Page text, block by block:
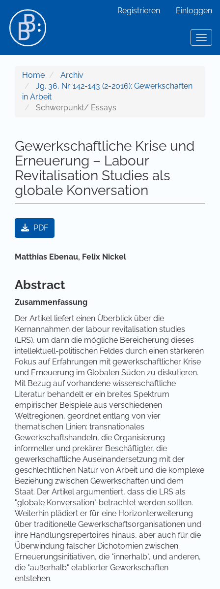
Hauptinhalt
Sidebar
Registrieren Einloggen
Home
Archiv
Jg. 36, Nr. 142-143 (2-2016): Gewerkschaften
in Arbeit
Schwerpunkt/ Essays
Gewerkschaftliche Krise und
Erneuerung – Labour
Revitalisation Studies als
globale Konversation
Artikel-Sidebar
PDF
Hauptsächlicher Artikelinhalt
Matthias Ebenau, Felix Nickel
Abstract
Zusammenfassung
Der Artikel liefert einen Überblick über die
Kernannahmen der labour revitalisation studies
(LRS), um dann die mögliche Bereicherung dieses
intellektuell-politischen Feldes durch einen stärkeren
Fokus auf Erfahrungen mit gewerkschaftlicher Krise
und Erneuerung im Globalen Süden zu diskutieren.
Mit Bezug auf vorhandene wissenschaftliche
Literatur behandelt er ein breites Spektrum
empirischer Beispiele aus verschiedenen
Weltregionen, geordnet entlang von vier
thematischen Linien: transnationales
Gewerkschaftshandeln, die Organisierung
informeller und prekärer Beschäftigter, die
gewerkschaftliche Auseinandersetzung mit der
geschlechtlichen Natur von Arbeit und die komplexe
Beziehung zwischen Gewerkschaften und dem
Staat. Der Artikel argumentiert, dass die LRS als
"globale Konversation" betrachtet werden sollten.
Weiterhin plädiert er für eine Horizonterweiterung
über traditionelle Gewerkschaftsorganisationen und
ihre Handlungsrepertoires hinaus, aber auch für die
Überwindung falscher Dichotomien zwischen
Erneuerungsinitiativen, die "innerhalb", und anderen,
die "außerhalb" etablierter Gewerkschaften
entstehen.